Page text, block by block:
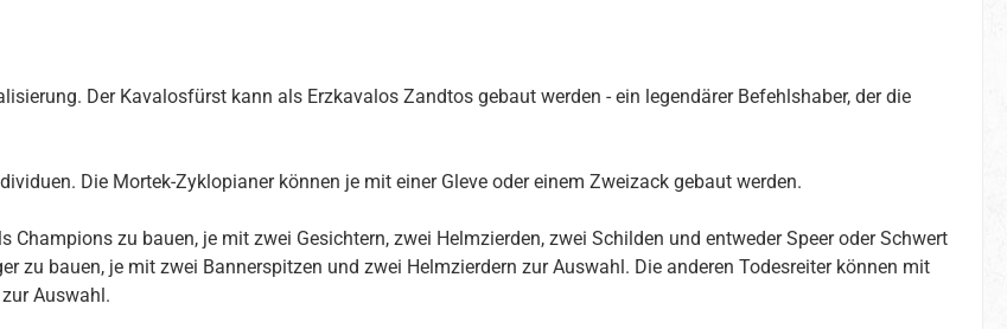
Der Kavalosfürst kann als Erzkavalos Zandtos gebaut werden - ein legendärer Befehlshaber, der die
Die Mortek-Zyklopianer können je mit einer Gleve oder einem Zweizack gebaut werden.
Champions zu bauen, je mit zwei Gesichtern, zwei Helmzierden, zwei Schilden und entweder Speer oder Schwert
zu bauen, je mit zwei Bannerspitzen und zwei Helmzierdern zur Auswahl. Die anderen Todesreiter können mit
Auswahl.